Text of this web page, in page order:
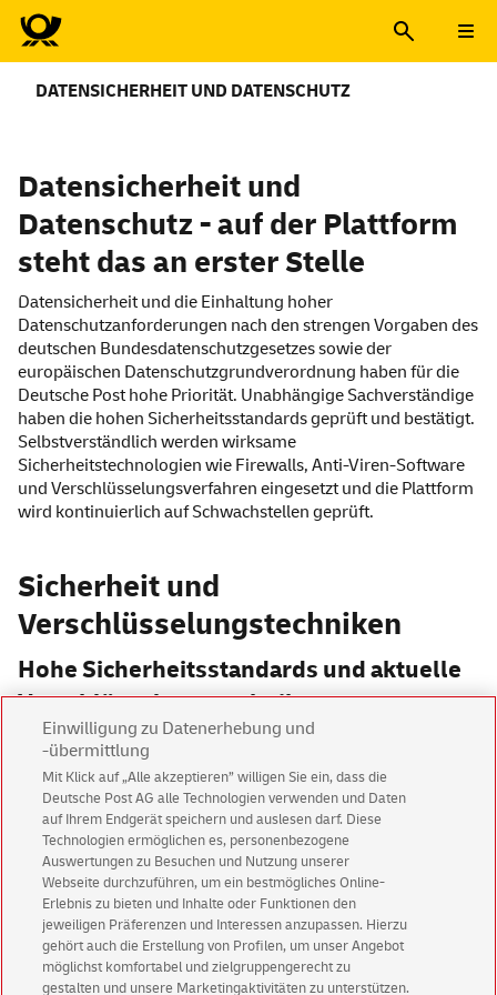
DATENSICHERHEIT UND DATENSCHUTZ
Datensicherheit und
Datenschutz - auf der Plattform
steht das an erster Stelle
Datensicherheit und die Einhaltung hoher
Datenschutzanforderungen nach den strengen Vorgaben des
deutschen Bundesdatenschutzgesetzes sowie der
europäischen Datenschutzgrundverordnung haben für die
Deutsche Post hohe Priorität. Unabhängige Sachverständige
haben die hohen Sicherheitsstandards geprüft und bestätigt.
Selbstverständlich werden wirksame
Sicherheitstechnologien wie Firewalls, Anti-Viren-Software
und Verschlüsselungsverfahren eingesetzt und die Plattform
wird kontinuierlich auf Schwachstellen geprüft.
Sicherheit und
Verschlüsselungstechniken
Hohe Sicherheitsstandards und aktuelle
Verschlüsselungstechniken
Verschlüsselung
Auf der Plattform werden modernste
Sicherheitstechnologien eingesetzt. Alle Dokumente werden
mit dem standardisierten Verschlüsselungsverfahren AES
verschlüsselt. Die entsprechenden Schlüssel werden
zugriffsgeschützt in einem zertifiziertenHardware
Modul hinterlegt.
Virenschutz
Um Sie vor Viren und sonstiger Schadsoftware zu schützen,
Einwilligung zu Datenerhebung und
-übermittlung
Mit Klick auf „Alle akzeptieren” willigen Sie ein, dass die
Deutsche Post AG alle Technologien verwenden und Daten
auf Ihrem Endgerät speichern und auslesen darf. Diese
Technologien ermöglichen es, personenbezogene
Auswertungen zu Besuchen und Nutzung unserer
Webseite durchzuführen, um ein bestmögliches Online-
Erlebnis zu bieten und Inhalte oder Funktionen den
jeweiligen Präferenzen und Interessen anzupassen. Hierzu
gehört auch die Erstellung von Profilen, um unser Angebot
möglichst komfortabel und zielgruppengerecht zu
gestalten und unsere Marketingaktivitäten zu unterstützen.